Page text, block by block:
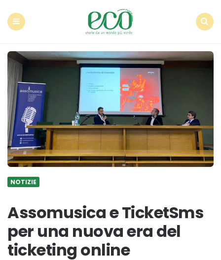
NOTIZIE
Assomusica e TicketSms
per una nuova era del
ticketing online